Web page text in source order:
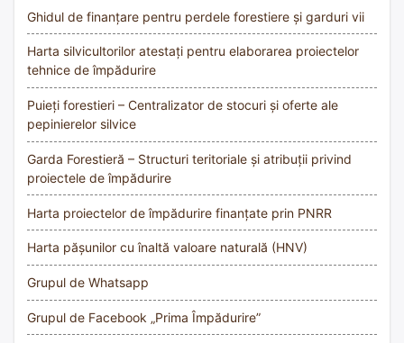
Ghidul de finanțare pentru perdele forestiere și garduri vii
Harta silvicultorilor atestați pentru elaborarea proiectelor
tehnice de împădurire
Puieți forestieri – Centralizator de stocuri și oferte ale
pepinierelor silvice
Garda Forestieră – Structuri teritoriale și atribuții privind
proiectele de împădurire
Harta proiectelor de împădurire finanțate prin PNRR
Harta pășunilor cu înaltă valoare naturală (HNV)
Grupul de Whatsapp
Grupul de Facebook „Prima Împădurire”